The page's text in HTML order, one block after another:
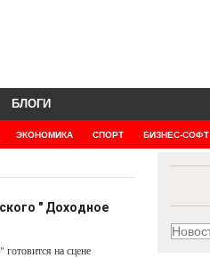
ЭКОНОМИКА СПОРТ БИЗНЕС-СОФТ
БЛОГИ
" Доходное
на сцене